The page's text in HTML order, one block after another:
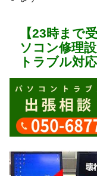
【23時まで
ソコン修理
トラブル対